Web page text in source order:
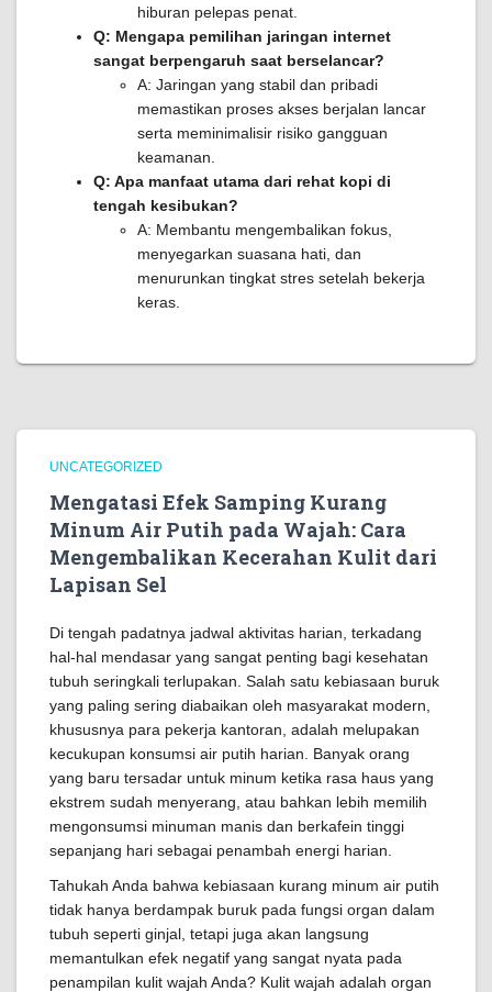
hiburan pelepas penat.
Q: Mengapa pemilihan jaringan internet
sangat berpengaruh saat berselancar?
A: Jaringan yang stabil dan pribadi
memastikan proses akses berjalan lancar
serta meminimalisir risiko gangguan
keamanan.
Q: Apa manfaat utama dari rehat kopi di
tengah kesibukan?
A: Membantu mengembalikan fokus,
menyegarkan suasana hati, dan
menurunkan tingkat stres setelah bekerja
keras.
UNCATEGORIZED
Mengatasi Efek Samping Kurang
Minum Air Putih pada Wajah: Cara
Mengembalikan Kecerahan Kulit dari
Lapisan Sel
Di tengah padatnya jadwal aktivitas harian, terkadang
hal-hal mendasar yang sangat penting bagi kesehatan
tubuh seringkali terlupakan. Salah satu kebiasaan buruk
yang paling sering diabaikan oleh masyarakat modern,
khususnya para pekerja kantoran, adalah melupakan
kecukupan konsumsi air putih harian. Banyak orang
yang baru tersadar untuk minum ketika rasa haus yang
ekstrem sudah menyerang, atau bahkan lebih memilih
mengonsumsi minuman manis dan berkafein tinggi
sepanjang hari sebagai penambah energi harian.
Tahukah Anda bahwa kebiasaan kurang minum air putih
tidak hanya berdampak buruk pada fungsi organ dalam
tubuh seperti ginjal, tetapi juga akan langsung
memantulkan efek negatif yang sangat nyata pada
penampilan kulit wajah Anda? Kulit wajah adalah organ